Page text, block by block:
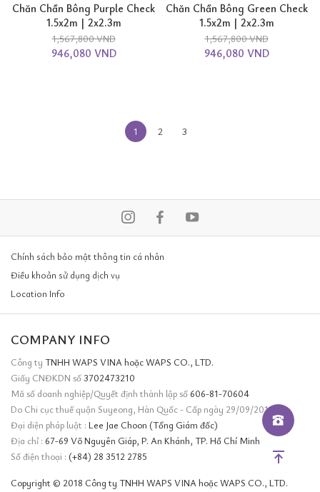
Chăn Chần Bông Purple Check
1.5x2m | 2x2.3m
1,567,800 VND
946,080 VND
Chăn Chần Bông Green Check
1.5x2m | 2x2.3m
1,567,800 VND
946,080 VND
1 2 3
Chính sách bảo mật thông tin cá nhân
Điều khoản sử dụng dịch vụ
Location Info
COMPANY INFO
Công ty TNHH WAPS VINA hoặc WAPS CO., LTD.
Giấy CNĐKDN số3702473210
Mã số doanh nghiệp/Quyết định thành lập số 606-81-70604
Do Chi cục thuế quận Suyeong, Hàn Quốc - Cấp ngày 29/09/2011
Đại diện pháp luật : Lee Jae Choon (Tổng Giám đốc)
Địa chỉ : 67-69 Võ Nguyên Giáp, P. An Khánh, TP. Hồ Chí Minh
Số điện thoại : (+84) 28 3512 2785
Copyright © 2018 Công ty TNHH WAPS VINA hoặc WAPS CO., LTD.